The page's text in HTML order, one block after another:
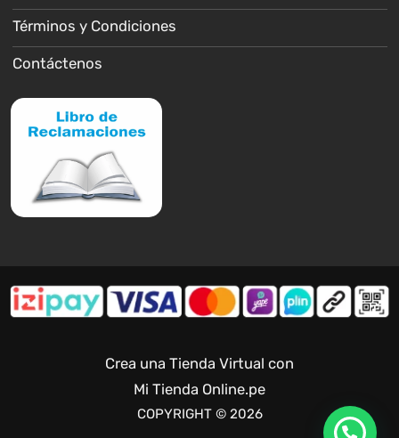
Términos y Condiciones
Contáctenos
Crea una Tienda Virtual con
Mi Tienda Online.pe
COPYRIGHT © 2026